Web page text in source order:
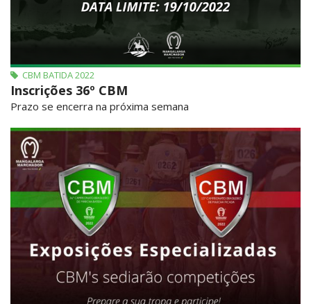
CBM BATIDA 2022
Inscrições 36º CBM
Prazo se encerra na próxima semana